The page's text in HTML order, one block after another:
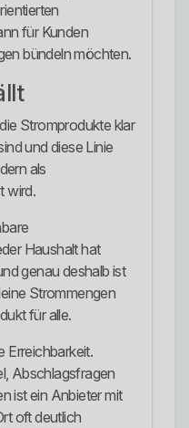
für Kunden
bündeln möchten.
Stromprodukte klar
und diese Linie
als
wird.
Haushalt hat
genau deshalb ist
Strommengen
für alle.
Erreichbarkeit.
Abschlagsfragen
ist ein Anbieter mit
oft deutlich